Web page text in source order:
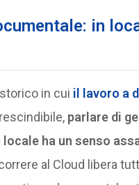
in
in cui il lavoro a
parlare di
locale ha un senso
al Cloud libera